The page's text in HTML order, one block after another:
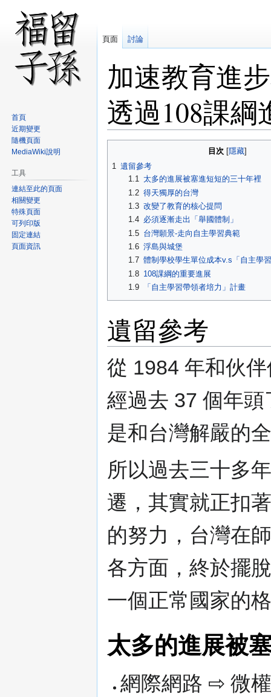
加速教育進
透過108課綱
目次
1 遺留參考
1.1 太多的進展被塞進短短的三十年裡
1.2 得天獨厚的台灣
1.3 改變了教育的核心提問
1.4 必須逐漸走出「舉國體制」
1.5 台灣願景-走向自主學習典範
1.6 浮島與城堡
1.7 體制學校學生單位成本v.s「自主學
1.8 108課綱的重要進展
1.9
「自主學習帶領者培力」計畫
遺留參考
從 1984 年和伙
經過去 37 個年
是和台灣解嚴的
所以過去三十多
遷，其實就正扣
的努力，台灣在
各方面，終於擺
一個正常國家的
太多的進展被
網際網路 ⇨ 微
頁面 討論
首頁
近期變更
隨機頁面
MediaWiki說明
工具
連結至此的頁面
相關變更
特殊頁面
可列印版
固定連結
頁面資訊